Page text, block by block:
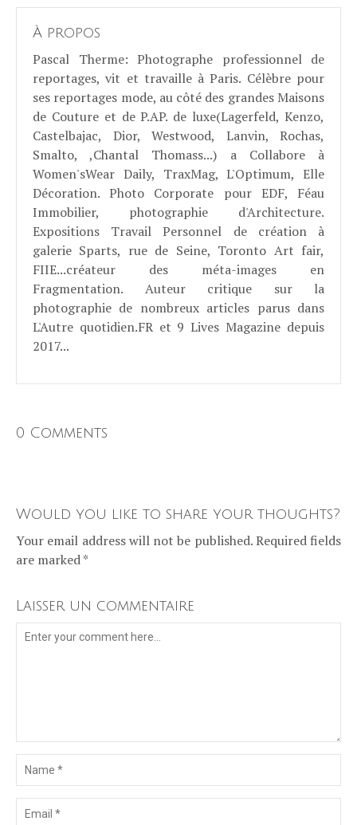
À propos
Pascal Therme: Photographe professionnel de
reportages, vit et travaille à Paris. Célèbre pour
ses reportages mode, au côté des grandes Maisons
de Couture et de P.AP. de luxe(Lagerfeld, Kenzo,
Castelbajac, Dior, Westwood, Lanvin, Rochas,
Smalto, ,Chantal Thomass...) a Collabore à
Women'sWear Daily, TraxMag, L'Optimum, Elle
Décoration. Photo Corporate pour EDF, Féau
Immobilier, photographie d'Architecture.
Expositions Travail Personnel de création à
galerie Sparts, rue de Seine, Toronto Art fair,
FIIE...créateur des méta-images en
Fragmentation. Auteur critique sur la
photographie de nombreux articles parus dans
L'Autre quotidien.FR et 9 Lives Magazine depuis
2017...
0 Comments
Would you like to share your thoughts?
Your email address will not be published. Required fields
are marked *
Laisser un commentaire